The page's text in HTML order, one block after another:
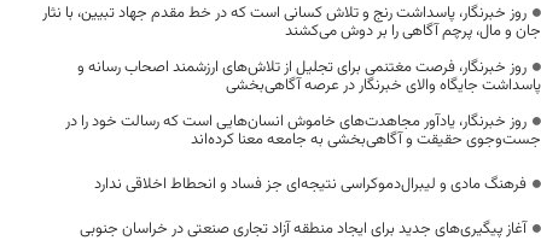
روز خبرنگار، پاسداشت رنج و تلاش کسانی است که در خط مقدم جهاد تبیین، با نثار
جان و مال، پرچم آگاهی را بر دوش می‌کشند
روز خبرنگار، فرصت مغتنمی برای تجلیل از تلاش‌های ارزشمند اصحاب رسانه و
پاسداشت جایگاه والای خبرنگار در عرصه آگاهی‌بخشی
روز خبرنگار، یادآور مجاهدت‌های خاموش انسان‌هایی است که رسالت خود را در
جست‌وجوی حقیقت و آگاهی‌بخشی به جامعه معنا کرده‌اند
فرهنگ مادی و لیبرال‌دموکراسی نتیجه‌ای جز فساد و انحطاط اخلاقی ندارد
آغاز پیگیری‌های جدید برای ایجاد منطقه آزاد تجاری صنعتی در خراسان جنوبی